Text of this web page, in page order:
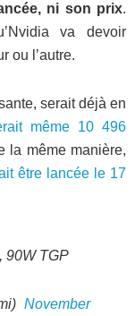
ni son prix.
va devoir
ou l’autre.
serait déjà en
même 10 496
la même manière,
être lancée le 17
90W TGP
November